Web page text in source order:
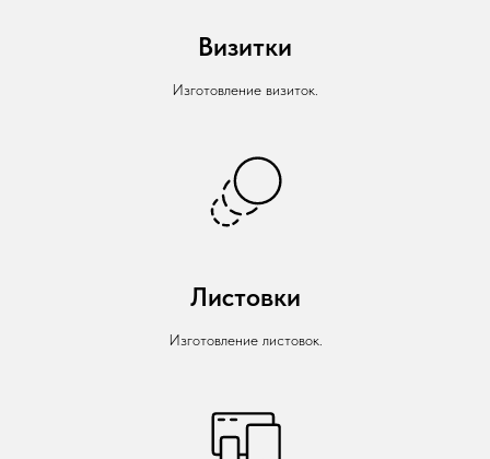
Визитки
Изготовление визиток.
Листовки
Изготовление листовок.